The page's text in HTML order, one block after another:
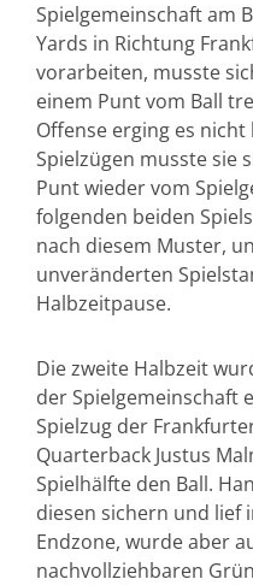
Spielgemeinschaft am
Yards in Richtung
vorarbeiten, musste
einem Punt vom Ball
Offense erging es
Spielzügen musste sie
Punt wieder vom
folgenden beiden
nach diesem Muster,
unveränderten
Halbzeitpause.
Die zweite Halbzeit
der Spielgemeinschaft
Spielzug der
Quarterback Justus
Spielhälfte den Ball.
diesen sichern und lief
Endzone, wurde aber
nachvollziehbaren